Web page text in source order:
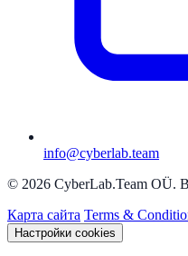
info@cyberlab.team
© 2026 CyberLab.Team OÜ.
Карта сайта Terms &
Настройки cookies